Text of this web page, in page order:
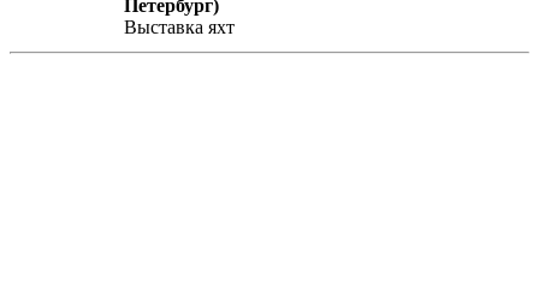
Петербург)
Выставка яхт